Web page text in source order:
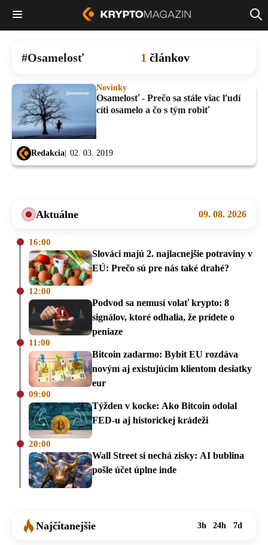
Osamelosť 1 článkov
Novinky
Osamelosť - Prečo sa stále viac ľudí
cíti osamelo a čo s tým robiť
Redakcia 02. 03. 2019
Aktuálne 09. 08. 2026
16:00
Slováci majú 2. najlacnejšie potraviny v
EÚ: Prečo sú pre nás také drahé?
12:00
Podvod sa nemusí volať krypto: 8
signálov, ktoré odhalia, že prídete o
peniaze
11:00
Bitcoin zadarmo: Bybit EU rozdáva
novým aj existujúcim klientom desiatky
eur
09:00
Týžden v kocke: Ako Bitcoin odolal
FED-u aj historickej krádeži
20:00
Wall Street si nechá zisky: AI bublina
pošle účet úplne inde
Najčítanejšie 3h 24h 7d